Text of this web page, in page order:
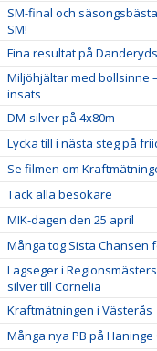
SM-final och
SM!
Fina resultat på
Miljöhjältar med bollsinne
insats
DM-silver på 4x80m
Lycka till i nästa steg på
Se filmen om
Tack alla besökare
MIK-dagen den 25 april
Många tog Sista Chansen
Lagseger i
silver till Cornelia
Kraftmätningen i Västerås
Många nya PB på